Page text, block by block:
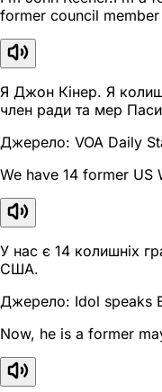
former council
Я Джон Кінер. Я
член ради та мер
Джерело: VOA Daily
We have 14 former US
У нас є 14 колишніх
США.
Джерело: Idol speaks
Now, he is a former